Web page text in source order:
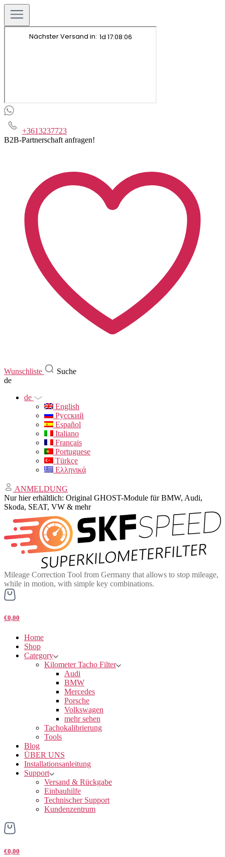
+3613237723
B2B-Partnerschaft anfragen!
Wunschliste
Suche
de
de
English
Русский
Español
Italiano
Français
Portuguese
Türkçe
Ελληνικά
ANMELDUNG
Nur hier erhältlich: Original GHOST-Module für BMW, Audi,
Skoda, SEAT, VW & mehr
Mileage Correction Tool from Germany that allows to stop mileage,
while in motion, with simple key combinations.
€0,00
Home
Shop
Category
Kilometer Tacho Filter
Audi
BMW
Mercedes
Porsche
Volkswagen
mehr sehen
Tachokalibrierung
Tools
Blog
ÜBER UNS
Installationsanleitung
Support
Versand & Rückgabe
Einbauhilfe
Technischer Support
Kundenzentrum
€0,00